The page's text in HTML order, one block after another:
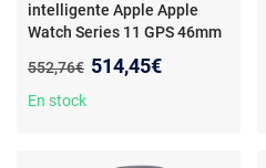
intelligente Apple Apple
Watch Series 11 GPS 46mm
Ancien prix :
552,76€ Nouveau prix :
514,45€
En stock